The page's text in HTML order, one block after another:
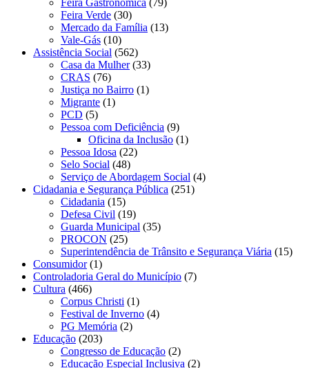
Feira Verde (30)
Mercado da Família (13)
Vale-Gás (10)
Assistência Social (562)
Casa da Mulher(33)
CRAS (76)
Justiça no Bairro (1)
Migrante (1)
PCD (5)
Pessoa com Deficiência (9)
Oficina da Inclusão (1)
Pessoa Idosa (22)
Selo Social (48)
Serviço de Abordagem Social (4)
Cidadania e Segurança Pública (251)
Cidadania (15)
Defesa Civil (19)
Guarda Municipal (35)
PROCON (25)
Superintendência de Trânsito e Segurança Viária (15)
Consumidor(1)
Controladoria Geral do Município (7)
Cultura (466)
Corpus Christi (1)
Festival de Inverno (4)
PG Memória (2)
Educação (203)
Congresso de Educação (2)
Educação Especial Inclusiva (2)